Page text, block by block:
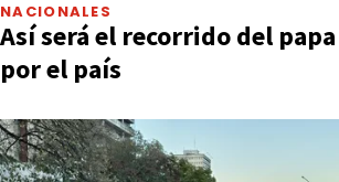
NACIONALES
Así será el recorrido del papa
por el país